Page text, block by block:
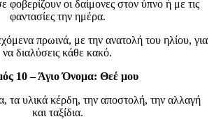
φοβερίζουν οι δαίμονες στον ύπνο ή με τις
φαντασίες την ημέρα.
πρωινά, με την ανατολή του ηλίου, για
να διαλύσεις κάθε κακό.
10 – Άγιο Όνομα: Θεέ μου
τα υλικά κέρδη, την αποστολή, την αλλαγή
και ταξίδια.